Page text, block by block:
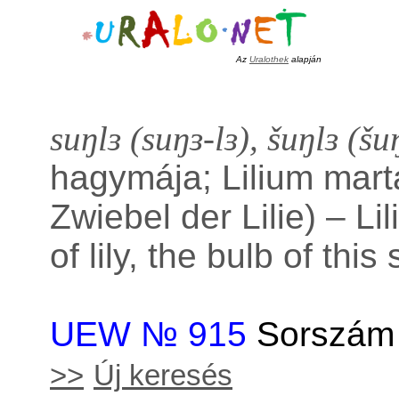
Az Uralothek alapján
suŋlɜ (suŋɜ-lɜ), šuŋlɜ
hagymája; Lilium
Zwiebel der Lilie) –
of lily, the bulb of this
UEW № 915
>> Új keresés